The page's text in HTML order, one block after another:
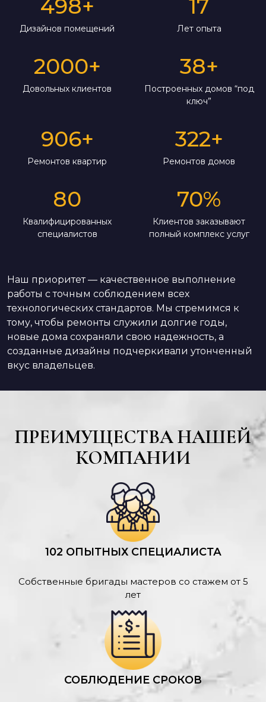
498+
Дизайнов помещений
17
Лет опыта
2000+
Довольных клиентов
38+
Построенных домов “под
ключ”
906+
Ремонтов квартир
322+
Ремонтов домов
80
Квалифицированных
специалистов
70%
Клиентов заказывают
полный комплекс услуг
Наш приоритет — качественное выполнение
работы с точным соблюдением всех
технологических стандартов. Мы стремимся к
тому, чтобы ремонты служили долгие годы,
новые дома сохраняли свою надежность, а
созданные дизайны подчеркивали утонченный
вкус владельцев.
ПРЕИМУЩЕСТВА НАШЕЙ
КОМПАНИИ
102 ОПЫТНЫХ СПЕЦИАЛИСТА
Собственные бригады мастеров со стажем от 5
лет
СОБЛЮДЕНИЕ СРОКОВ